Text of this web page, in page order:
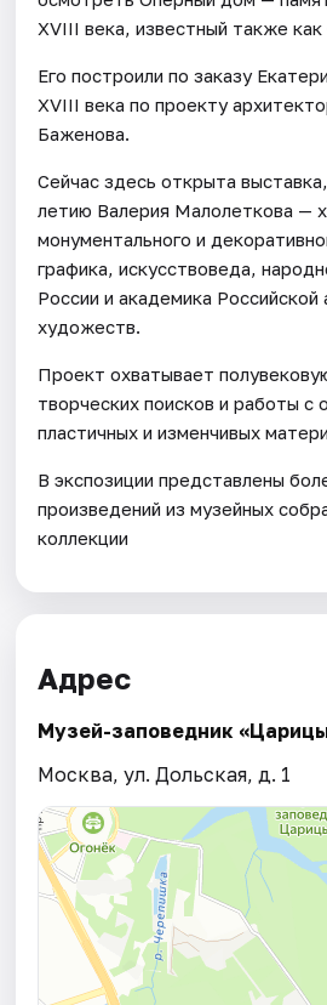
XVIII века, известный также
Его построили по заказу
XVIII века по проекту
Баженова.
Сейчас здесь открыта
летию Валерия Малолеткова —
монументального и
графика, искусствоведа,
России и академика Российской
художеств.
Проект охватывает
творческих поисков и работы с
пластичных и изменчивых
В экспозиции представлены
произведений из музейных
коллекции
Адрес
Музей-заповедник
Москва, ул. Дольская, д. 1